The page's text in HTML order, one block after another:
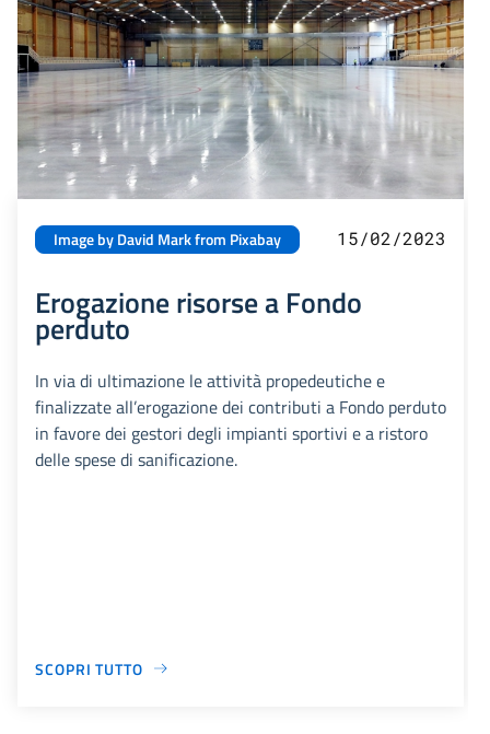
Image by David Mark from Pixabay 15/02/2023
Erogazione risorse a Fondo
perduto
In via di ultimazione le attività propedeutiche e
finalizzate all’erogazione dei contributi a Fondo perduto
in favore dei gestori degli impianti sportivi e a ristoro
delle spese di sanificazione.
SCOPRI TUTTO